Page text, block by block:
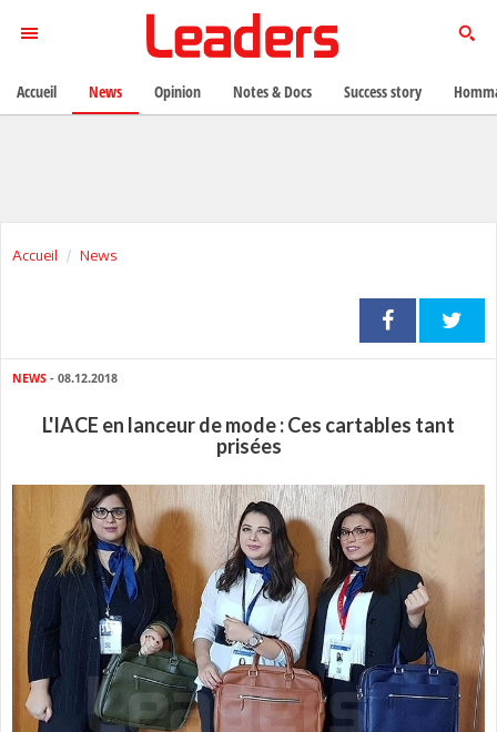
Accueil News
NEWS - 08.12.2018
L'IACE en lanceur de mode : Ces cartables tant
prisées
Accueil News Opinion Notes & Docs Success story